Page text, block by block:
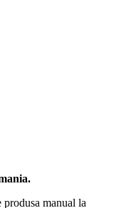
produsa manual la